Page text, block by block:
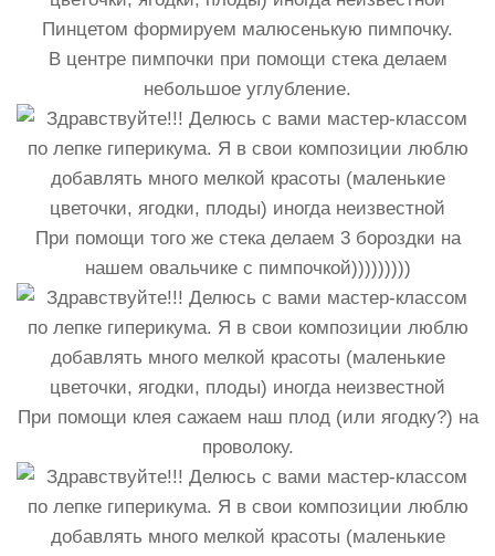
Пинцетом формируем малюсенькую пимпочку.
В центре пимпочки при помощи стека делаем
небольшое углубление.
При помощи того же стека делаем 3 бороздки на
нашем овальчике с пимпочкой)))))))))
При помощи клея сажаем наш плод (или ягодку?) на
проволоку.